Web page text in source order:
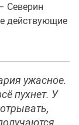
Северин
действующие
ужасное.
пухнет. У